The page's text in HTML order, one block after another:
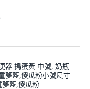
器 搗蛋黃 中號, 奶瓶
夢藍,傻瓜粉小號尺寸
夢藍,傻瓜粉